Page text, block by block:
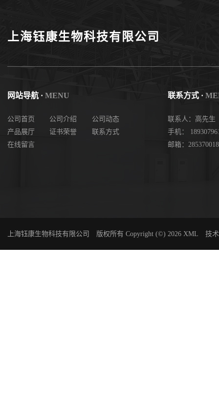
上海钰康生物科技有限公司
网站导航 · MENU
公司首页 公司介绍
公司动态
产品展厅
证书荣誉
联系方式
在线留言
联系方式 ·
联系人：高先生
手机：
邮箱：
上海钰康生物科技有限公司 版权所有 Copyright (©) 2026 XML 技